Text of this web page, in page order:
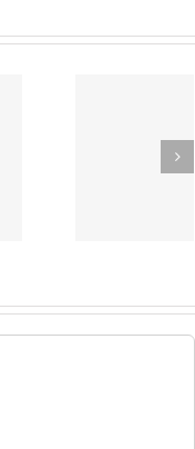
S’informer